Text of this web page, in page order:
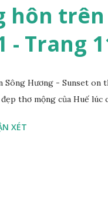
hôn
- Trang
Sông Hương - Sunset on
thơ mộng của Huế lúc
XÉT